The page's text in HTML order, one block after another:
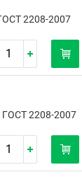
2208-2007
2208-2007